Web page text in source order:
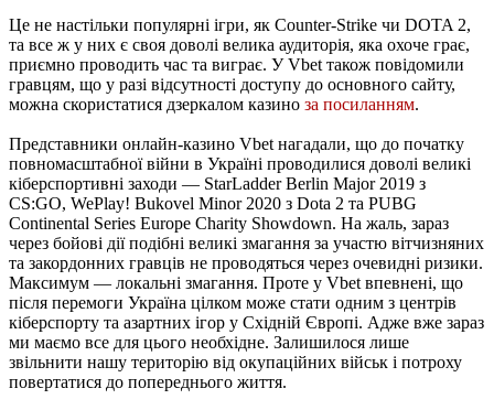
Це не настільки популярні ігри, як Counter-Strike чи DOTA 2,
та все ж у них є своя доволі велика аудиторія, яка охоче грає,
приємно проводить час та виграє. У Vbet також повідомили
гравцям, що у разі відсутності доступу до основного сайту,
можна скористатися дзеркалом казино за посиланням.
Представники онлайн-казино Vbet нагадали, що до початку
повномасштабної війни в Україні проводилися доволі великі
кіберспортивні заходи — StarLadder Berlin Major 2019 з
CS:GO, WePlay! Bukovel Minor 2020 з Dota 2 та PUBG
Continental Series Europe Charity Showdown. На жаль, зараз
через бойові дії подібні великі змагання за участю вітчизняних
та закордонних гравців не проводяться через очевидні ризики.
Максимум — локальні змагання. Проте у Vbet впевнені, що
після перемоги Україна цілком може стати одним з центрів
кіберспорту та азартних ігор у Східній Європі. Адже вже зараз
ми маємо все для цього необхідне. Залишилося лише
звільнити нашу територію від окупаційних військ і потроху
повертатися до попереднього життя.